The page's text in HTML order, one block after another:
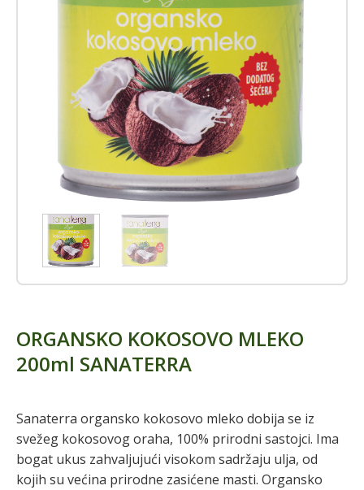
ORGANSKO KOKOSOVO MLEKO
200ml SANATERRA
Sanaterra organsko kokosovo mleko dobija se iz
svežeg kokosovog oraha, 100% prirodni sastojci. Ima
bogat ukus zahvaljujući visokom sadržaju ulja, od
kojih su većina prirodne zasićene masti. Organsko